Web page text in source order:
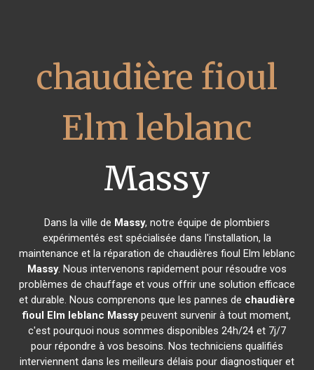
chaudière fioul
Elm leblanc
Massy
Dans la ville de Massy, notre équipe de plombiers
expérimentés est spécialisée dans l'installation, la
maintenance et la réparation de chaudières fioul Elm leblanc
Massy. Nous intervenons rapidement pour résoudre vos
problèmes de chauffage et vous offrir une solution efficace
et durable. Nous comprenons que les pannes de chaudière
fioul Elm leblanc Massypeuvent survenir à tout moment,
c'est pourquoi nous sommes disponibles 24h/24 et 7j/7
pour répondre à vos besoins. Nos techniciens qualifiés
interviennent dans les meilleurs délais pour diagnostiquer et